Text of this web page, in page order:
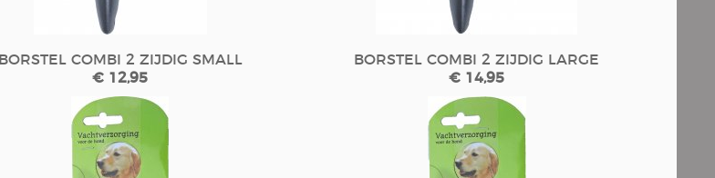
BORSTEL COMBI 2 ZIJDIG SMALL
€ 12,95
BORSTEL COMBI 2 ZIJDIG LARGE
€ 14,95